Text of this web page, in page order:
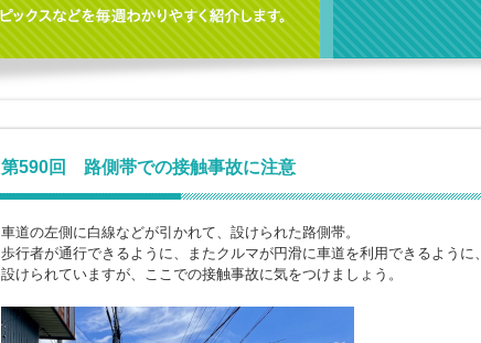
第590回 路側帯での接触事故に注意
車道の左側に白線などが引かれて、設けられた路側帯。
歩行者が通行できるように、またクルマが円滑に車道を利用できるように、
設けられていますが、ここでの接触事故に気をつけましょう。